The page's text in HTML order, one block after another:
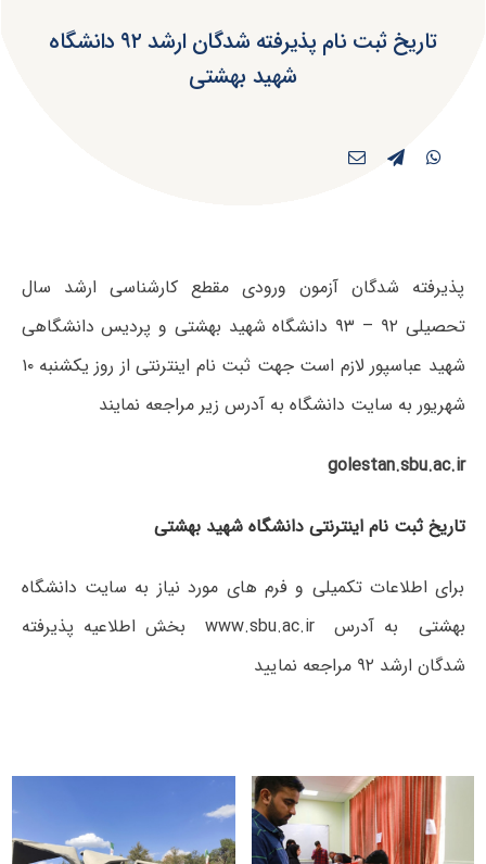
تاریخ ثبت نام پذیرفته شدگان ارشد ۹۲ دانشگاه
شهید بهشتی
پذیرفته شدگان آزمون ورودی مقطع کارشناسی ارشد سال
تحصیلی ۹۲ – ۹۳ دانشگاه شهید بهشتی و پردیس دانشگاهی
شهید عباسپور لازم است جهت ثبت نام اینترنتی از روز یکشنبه ۱۰
شهریور به سایت دانشگاه به آدرس زیر مراجعه نمایند
golestan.sbu.ac.ir
تاریخ ثبت نام اینترنتی دانشگاه شهید بهشتی
برای اطلاعات تکمیلی و فرم های مورد نیاز به سایت دانشگاه
بهشتی به آدرس www.sbu.ac.ir بخش اطلاعیه پذیرفته
شدگان ارشد ۹۲ مراجعه نمایید